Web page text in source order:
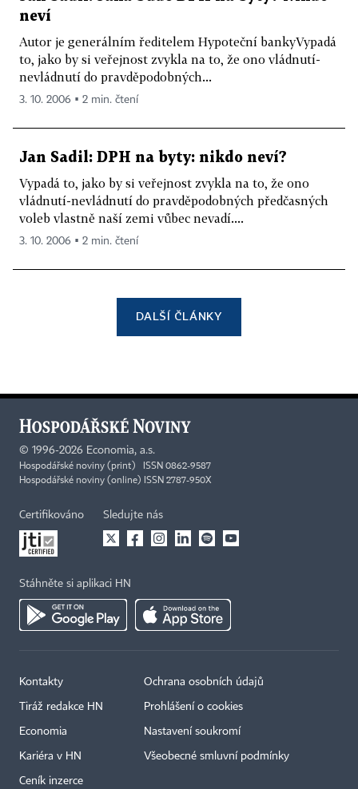
neví
Autor je generálním ředitelem Hypoteční bankyVypadá
to, jako by si veřejnost zvykla na to, že ono vládnutí-
nevládnutí do pravděpodobných...
3. 10. 2006 ▪ 2 min. čtení
Jan Sadil: DPH na byty: nikdo neví?
Vypadá to, jako by si veřejnost zvykla na to, že ono
vládnutí-nevládnutí do pravděpodobných předčasných
voleb vlastně naší zemi vůbec nevadí....
3. 10. 2006 ▪ 2 min. čtení
DALŠÍ ČLÁNKY
© 1996-2026 Economia, a.s.
Hospodářské noviny (print) ISSN 0862-9587
Hospodářské noviny (online) ISSN 2787-950X
Certifikováno Sledujte nás
Stáhněte si aplikaci HN
Kontakty
Tiráž redakce HN
Economia
Kariéra v HN
Ceník inzerce
Ochrana osobních údajů
Prohlášení o cookies
Nastavení soukromí
Všeobecné smluvní podmínky